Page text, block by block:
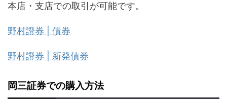
本店・支店での取引が可能です。
野村證券 | 債券
野村證券 | 新発債券
岡三証券での購入方法